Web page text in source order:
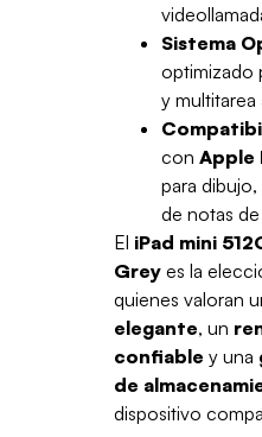
Sistema
optimizado
y multitarea
con Apple
para
de notas
El iPad mini
Greyes la
quienes valoran
elegante, un
confiable y una
de
dispositivo